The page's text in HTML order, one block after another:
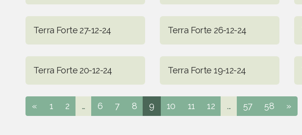
Terra Forte 27-12-24 Terra Forte 26-12-24
Terra Forte 20-12-24 Terra Forte 19-12-24
« 1 2 ... 6 7 8 9 10 11 12 ... 57 58 »